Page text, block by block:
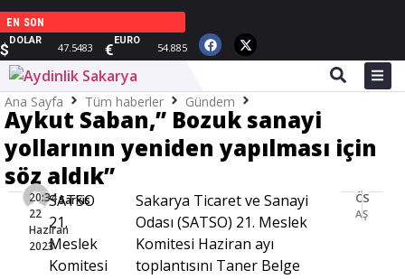
EN SON
$
DOLAR
47.5483 €
EURO
54.885
Ana Sayfa Tüm haberler Gündem
Aykut Saban,” Bozuk sanayi
yollarının yeniden yapılması için
söz aldık”
Sarkis
20:34 -
22
Haziran
2023
SATSO
21.
Meslek
Komitesi
Sakarya Ticaret ve Sanayi
Odası (SATSO) 21. Meslek
Komitesi Haziran ayı
toplantısını Taner Belge
ÖNCEKI HABER
ASRİAD Sakarya’da görev dağılımı gerçekleşti
SONRAKI HABER